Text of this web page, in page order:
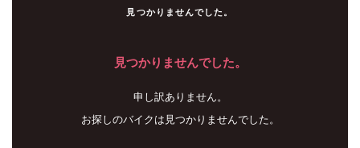
見つかりませんでした。
見つかりませんでした。
申し訳ありません。
お探しのバイクは見つかりませんでした。